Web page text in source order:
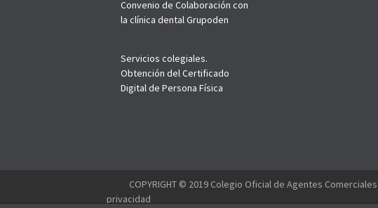
Convenio de Colaboración con
la clínica dental Grupoden
Servicios colegiales.
Obtención del Certificado
Digital de Persona Física
COPYRIGHT © 2019 Colegio Oficial de Agentes
privacidad